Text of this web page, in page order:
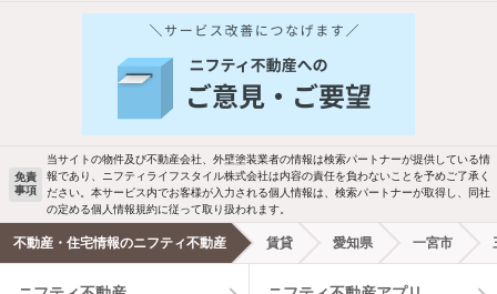
他の人はこんな条件で絞り込んでいます！
バス・トイレ別 2階以上
駐車場あり ペット相談
洗濯機置場あり 独立洗面台
エアコンあり 都市ガス
免責
事項
当サイトの物件及び不動産会社、外壁塗装業者の情報は検索パートナーが提供している情
報であり、ニフティライフスタイル株式会社は内容の責任を負わないことを予めご了承く
ださい。本サービス内でお客様が入力される個人情報は、検索パートナーが取得し、同社
の定める個人情報規約に従って取り扱われます。
不動産・住宅情報のニフティ不動産 賃貸 愛知県 一宮市